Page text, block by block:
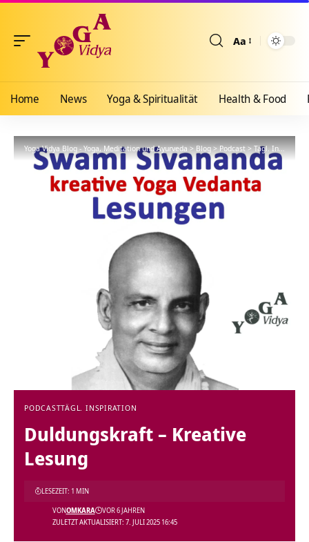
Aa
Home News Yoga & Spiritualität Health & Food
Yoga Vidya Blog - Yoga, Meditation und Ayurveda>Blog>Podcast>Tägl. Inspiration
PODCASTTÄGL. INSPIRATION
Duldungskraft – Kreative
Lesung
ZULETZT AKTUALISIERT: 7. JULI 2025 16:45
VONOMKARA VOR 6 JAHREN
LESEZEIT: 1 MIN